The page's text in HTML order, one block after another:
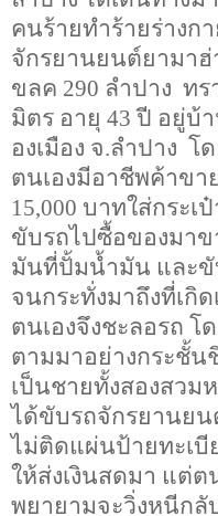
คนร้ายทำร้ายร่างก
จักรยานยนต์ยามาฮ่
ขลค 290 ลำปาง ท
มิตร อายุ 43 ปี อยู่บ้
องเมือง จ.ลำปาง โ
ตนเองมีอาชีพค้าขา
15,000 บาทใส่กระเ
ขับรถไปซื้อของมา
มันที่ปั้มน้ำมัน และขั
จนกระทั่งมาถึงที่เกิ
ตนเองจึงชะลอรถ
ตามมาอย่างกระชั้
เป็นชายทั้งสองสว
ได้ขับรถจักรยานยน
ไม่ติดแผ่นป้ายทะเบี
ให้ส่งเงินสดมา แต่ต
พยายามจะวิ่งหนีก